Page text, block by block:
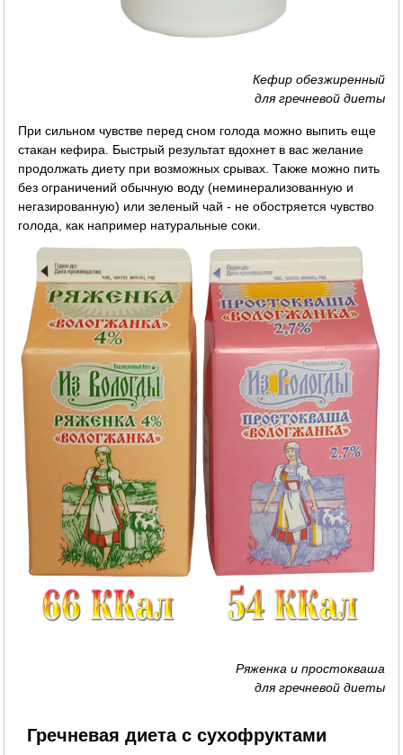
Кефир обезжиренный
для гречневой диеты
При сильном чувстве перед сном голода можно выпить еще
стакан кефира. Быстрый результат вдохнет в вас желание
продолжать диету при возможных срывах. Также можно пить
без ограничений обычную воду (неминерализованную и
негазированную) или зеленый чай - не обостряется чувство
голода, как например натуральные соки.
Ряженка и простокваша
для гречневой диеты
Гречневая диета с сухофруктами